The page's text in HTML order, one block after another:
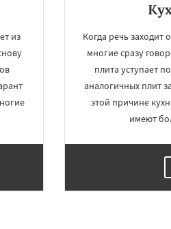
из
Когда речь заходит
многие сразу
плита уступает
аналогичных плит
этой причине
имеют